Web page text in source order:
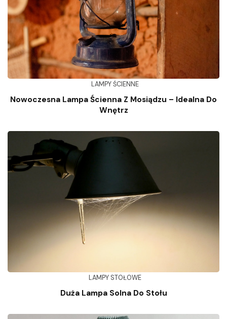
LAMPY ŚCIENNE
Nowoczesna Lampa Ścienna Z Mosiądzu – Idealna Do
Wnętrz
LAMPY STOŁOWE
Duża Lampa Solna Do Stołu